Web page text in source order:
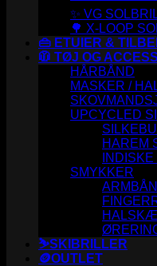
✨ VG
🌳 X-LOOP
👜 ETUIER &
🧥 TØJ OG
HÅRBÅND
MASKER /
UPCYCLED
HAREM
SMYKKER
⛷️SKIBRILLER
🪙OUTLET